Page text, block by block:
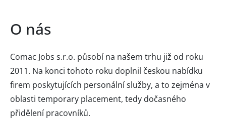
O nás
Comac Jobs s.r.o. působí na našem trhu již od roku
2011. Na konci tohoto roku doplnil českou nabídku
firem poskytujících personální služby, a to zejména v
oblasti temporary placement, tedy dočasného
přidělení pracovníků.